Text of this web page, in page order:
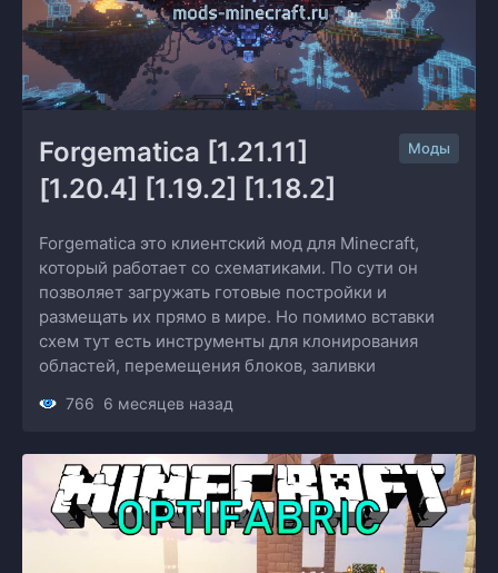
Forgematica [1.21.11]
[1.20.4] [1.19.2] [1.18.2]
Моды
Forgematica это клиентский мод для Minecraft,
который работает со схематиками. По сути он
позволяет загружать готовые постройки и
размещать их прямо в мире. Но помимо вставки
схем тут есть инструменты для клонирования
областей, перемещения блоков, заливки
766 6 месяцев назад